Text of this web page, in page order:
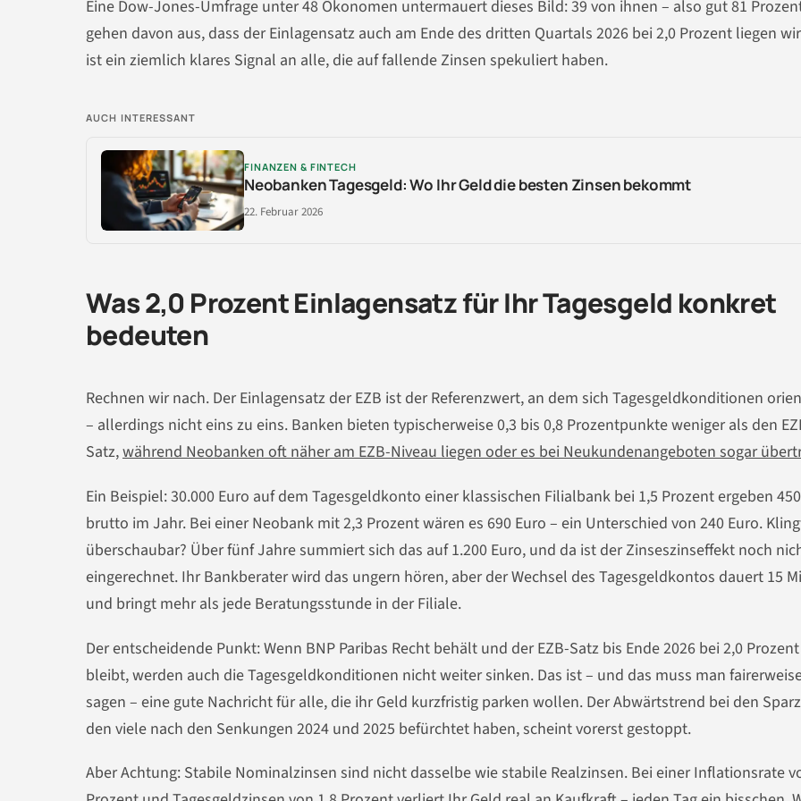
Eine Dow-Jones-Umfrage unter 48 Ökonomen untermauert dieses Bild: 39 von ihnen – also gut 81
gehen davon aus, dass der Einlagensatz auch am Ende des dritten Quartals 2026 bei 2,0 Prozent liegen
ist ein ziemlich klares Signal an alle, die auf fallende Zinsen spekuliert haben.
AUCH INTERESSANT
FINANZEN & FINTECH
Neobanken Tagesgeld: Wo Ihr Geld die besten Zinsen bekommt
22. Februar 2026
Was 2,0 Prozent Einlagensatz für Ihr Tagesgeld konkret
bedeuten
Rechnen wir nach. Der Einlagensatz der EZB ist der Referenzwert, an dem sich Tagesgeldkonditionen
– allerdings nicht eins zu eins. Banken bieten typischerweise 0,3 bis 0,8 Prozentpunkte weniger als den
Satz,während Neobanken oft näher am EZB-Niveau liegen oder es bei Neukundenangeboten sogar
Ein Beispiel: 30.000 Euro auf dem Tagesgeldkonto einer klassischen Filialbank bei 1,5 Prozent ergeben
brutto im Jahr. Bei einer Neobank mit 2,3 Prozent wären es 690 Euro – ein Unterschied von 240 Euro.
überschaubar? Über fünf Jahre summiert sich das auf 1.200 Euro, und da ist der Zinseszinseffekt noch
eingerechnet. Ihr Bankberater wird das ungern hören, aber der Wechsel des Tagesgeldkontos dauert 15
und bringt mehr als jede Beratungsstunde in der Filiale.
Der entscheidende Punkt: Wenn BNP Paribas Recht behält und der EZB-Satz bis Ende 2026 bei 2,0 Prozent
bleibt, werden auch die Tagesgeldkonditionen nicht weiter sinken. Das ist – und das muss man
sagen – eine gute Nachricht für alle, die ihr Geld kurzfristig parken wollen. Der Abwärtstrend bei den
den viele nach den Senkungen 2024 und 2025 befürchtet haben, scheint vorerst gestoppt.
Aber Achtung: Stabile Nominalzinsen sind nicht dasselbe wie stabile Realzinsen. Bei einer Inflationsrate